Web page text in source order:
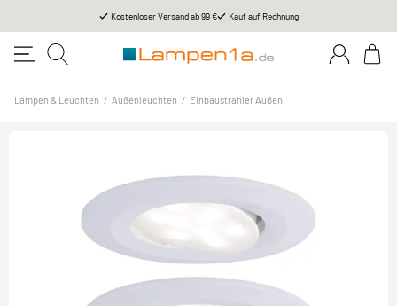
Kostenloser Versand ab 99 € Kauf auf Rechnung
Lampen & Leuchten / Außenleuchten / Einbaustrahler Außen